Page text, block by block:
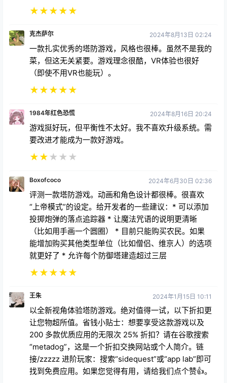
菜，但这无关紧要。游戏理念很酷，VR体验也很好
（即使不用VR也能玩）。
★★★★★
1984年红色恐慌
要改进才能成为一款好游戏。
★★★★★
Boxofcoco
“上帝模式”的设定。给开发者的一些建议：* 可以添加
（比如用手画一个圆圈） * 目前只能购买农民。如果
能增加购买其他类型单位（比如僧侣、维京人）的选项
就更好了 * 允许每个防御塔建造超过三层
★★★★★
王朱 2024年1月15日 10:11
让您物超所值。省钱小贴士：想要享受这款游戏以及
200 多款优质应用的无限次 25% 折扣？请在谷歌搜索
“metadog”，这是一个折扣交换网站或个人简介。链
接/zzzzz 进阶玩家：搜索“sidequest”或“app lab”即可
找到免费应用。如果您觉得有用，请给我们点个赞👍。
★★★★ ★
雷布瓦纳 2024年1月19日 07:50